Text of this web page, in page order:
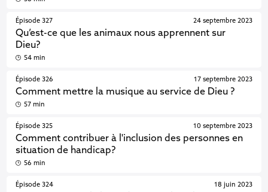
Épisode 327
Qu’est-ce que les animaux nous apprennent sur
Dieu?
24 septembre 2023
54 min
Épisode 326
Comment mettre la musique au service de Dieu ?
17 septembre 2023
57 min
Épisode 325
Comment contribuer à l'inclusion des personnes en
situation de handicap?
10 septembre 2023
56 min
Épisode 324 18 juin 2023